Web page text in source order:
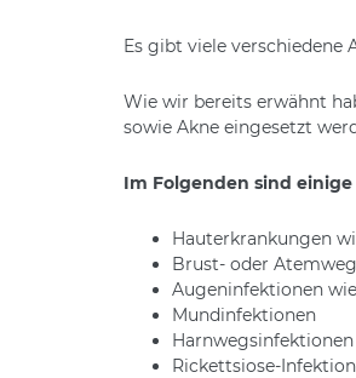
Es gibt viele verschiedene
Wie wir bereits erwähnt
sowie Akne eingesetzt
Im Folgenden sind
Hauterkrankungen
Brust- oder
Augeninfektionen
Mundinfektionen
Rickettsiose-